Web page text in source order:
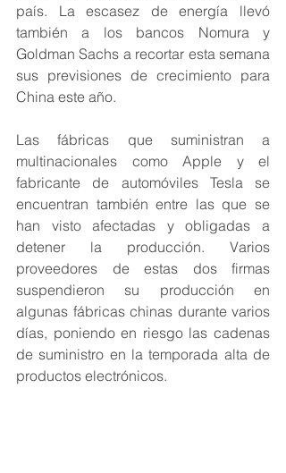
país. La escasez de energía llevó
también a los bancos Nomura y
Goldman Sachs a recortar esta semana
sus previsiones de crecimiento para
China este año.
Las fábricas que suministran a
multinacionales como Apple y el
fabricante de automóviles Tesla se
encuentran también entre las que se
han visto afectadas y obligadas a
detener la producción. Varios
proveedores de estas dos firmas
suspendieron su producción en
algunas fábricas chinas durante varios
días, poniendo en riesgo las cadenas
de suministro en la temporada alta de
productos electrónicos.